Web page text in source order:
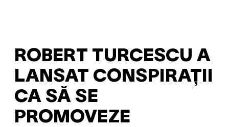
ROBERT TURCESCU A
LANSAT CONSPIRAȚII
CA SĂ SE
PROMOVEZE